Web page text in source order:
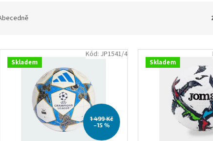
Skladem
1 499 Kč
–15 %
Kód: JP1541/4
Skladem